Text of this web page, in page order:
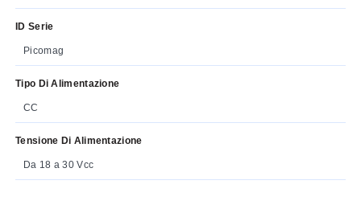
ID Serie
Picomag
Tipo Di Alimentazione
CC
Tensione Di Alimentazione
Da 18 a 30 Vcc